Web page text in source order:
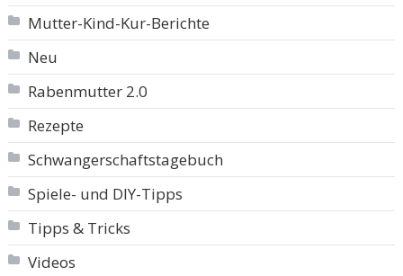
Mutter-Kind-Kur-Berichte
Neu
Rabenmutter 2.0
Rezepte
Schwangerschaftstagebuch
Spiele- und DIY-Tipps
Tipps & Tricks
Videos